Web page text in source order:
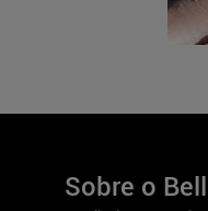
Sobre o